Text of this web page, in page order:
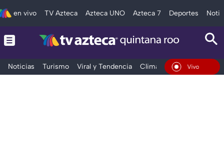
en vivo TV Azteca Azteca UNO Azteca 7 Deportes
Noticias Turismo Viral y Tendencia Clima Tráfico
En Vivo